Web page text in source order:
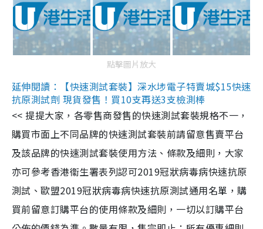
點擊圖片放大
延伸閱讀：【快速測試套裝】深水埗電子特賣城$15快速
抗原測試劑 現貨發售！買10支再送3支檢測棒
<< 提提大家，各零售商發售的快速測試套裝規格不一，
購買市面上不同品牌的快速測試套裝前請留意售賣平台
及該品牌的快速測試套裝使用方法、條款及細則，大家
亦可參考香港衞生署表列認可2019冠狀病毒病快速抗原
測試、歐盟2019冠狀病毒病快速抗原測試通用名單，購
買前留意訂購平台的使用條款及細則，一切以訂購平台